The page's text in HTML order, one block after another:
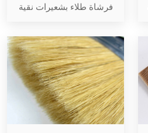
فرشاة طلاء بشعيرات نقية